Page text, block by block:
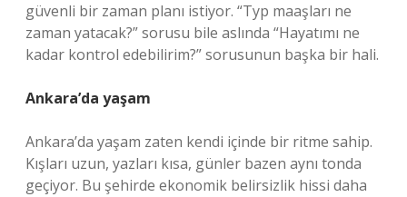
güvenli bir zaman planı istiyor. “Typ maaşları ne
zaman yatacak?” sorusu bile aslında “Hayatımı ne
kadar kontrol edebilirim?” sorusunun başka bir hali.
Ankara’da yaşam
Ankara’da yaşam zaten kendi içinde bir ritme sahip.
Kışları uzun, yazları kısa, günler bazen aynı tonda
geçiyor. Bu şehirde ekonomik belirsizlik hissi daha